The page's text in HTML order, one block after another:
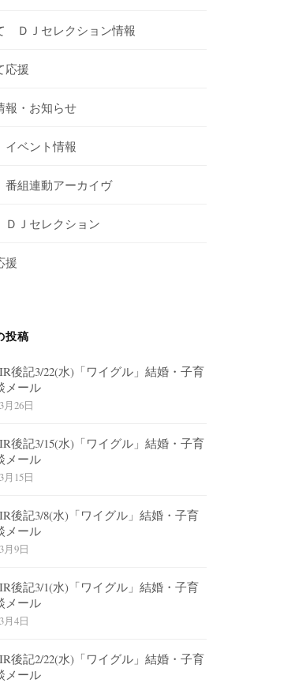
ＤＪセレクション情報
応援
報・お知らせ
ベント情報
組連動アーカイヴ
Ｊセレクション
援
投稿
後記3/22(水)「ワイグル」結婚・子育
メール
月26日
後記3/15(水)「ワイグル」結婚・子育
メール
月15日
後記3/8(水)「ワイグル」結婚・子育
メール
月9日
後記3/1(水)「ワイグル」結婚・子育
メール
月4日
後記2/22(水)「ワイグル」結婚・子育
メール